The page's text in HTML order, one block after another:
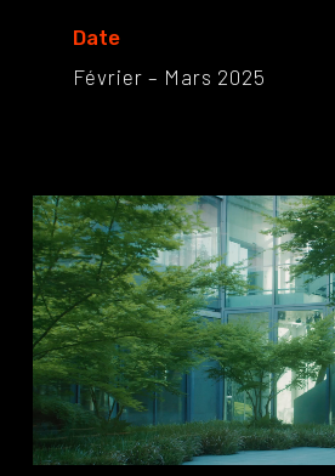
Date
Février – Mars 2025